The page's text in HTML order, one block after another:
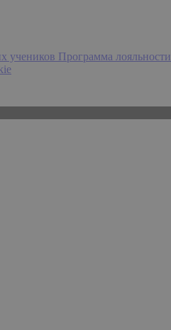
учеников Программа лояльности